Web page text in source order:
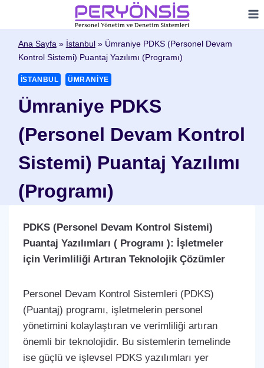
contentAna Sayfa» İstanbul» Ümraniye PDKS (Personel Devam
Kontrol Sistemi) Puantaj Yazılımı (Programı)
İSTANBUL ÜMRANIYE
Ümraniye PDKS
(Personel Devam Kontrol
Sistemi) Puantaj Yazılımı
(Programı)
PDKS (Personel Devam Kontrol Sistemi)
Puantaj Yazılımları ( Programı ): İşletmeler
için Verimliliği Artıran Teknolojik Çözümler
Personel Devam Kontrol Sistemleri (PDKS)
(Puantaj) programı, işletmelerin personel
yönetimini kolaylaştıran ve verimliliği artıran
önemli bir teknolojidir. Bu sistemlerin temelinde
ise güçlü ve işlevsel PDKS yazılımları yer